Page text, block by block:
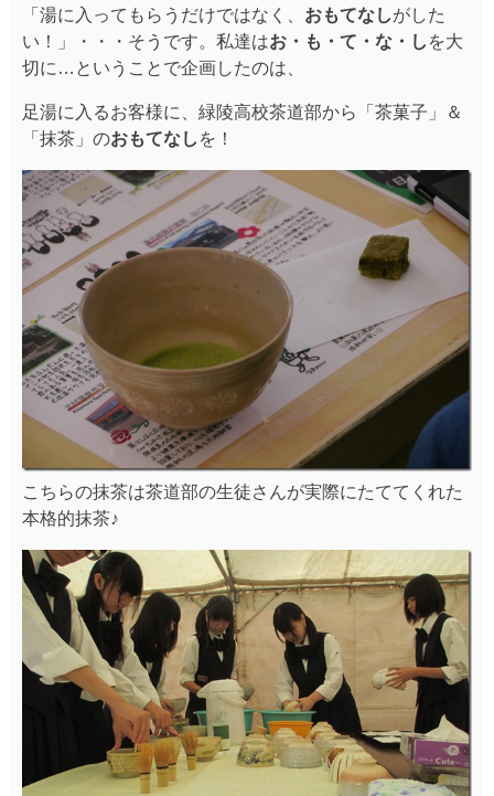
「湯に入ってもらうだけではなく、 おもてなしがした
い！」・・・そうです。私達はお・も・て・な・し を大
切に…ということで企画したのは、
足湯に入るお客様に、緑陵高校茶道部から「茶菓子」＆
「抹茶」のおもてなし を！
こちらの抹茶は茶道部の生徒さんが実際にたててくれた
本格的抹茶♪